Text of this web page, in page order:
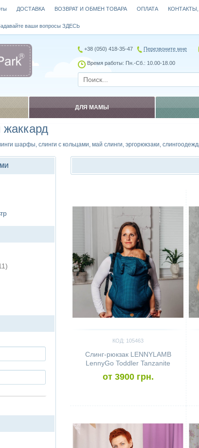
жаккард
шарфы, слинги с кольцами, май слинги, эргорюкзаки,
КОД: 105463
Слинг-рюкзак LENNYLAMB
LennyGo Toddler Tanzanite
от 3900 грн.
ДОСТАВКА ВОЗВРАТ И ОБМЕН ТОВАРА ОПЛАТА КОНТАКТЫ,
ваши вопросы ЗДЕСЬ
+38 (050) 418-35-47 Перезвоните мне
Время работы: Пн.-Сб.: 10.00-18.00
ДЛЯ МАМЫ